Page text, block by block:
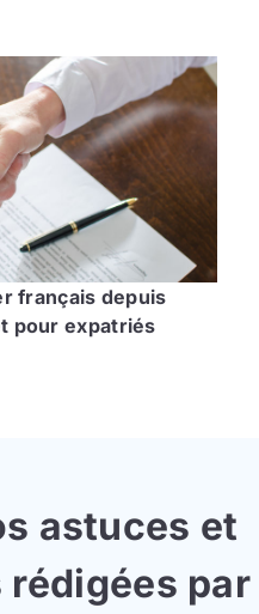
français depuis
pour expatriés
astuces et
par